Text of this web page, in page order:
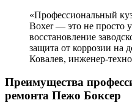
«Профессиональный
Boxer — это не просто
восстановление
защита от коррозии на
Ковалев, инженер-
Преимущества
ремонта Пежо Боксер